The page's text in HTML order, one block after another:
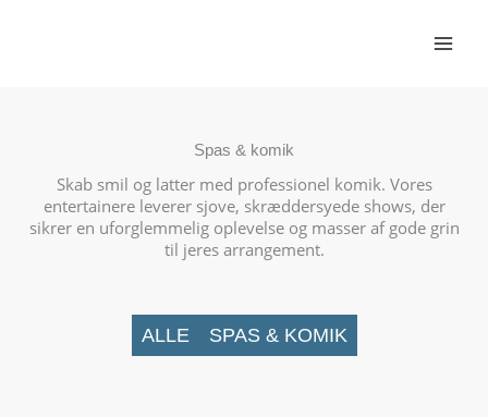
Spas & komik
Skab smil og latter med professionel komik. Vores
entertainere leverer sjove, skræddersyede shows, der
sikrer en uforglemmelig oplevelse og masser af gode grin
til jeres arrangement.
ALLE SPAS & KOMIK